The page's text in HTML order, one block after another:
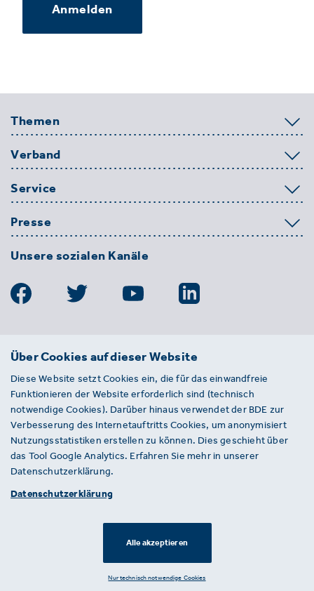
Anmelden
Themen
Verband
Service
Presse
Unsere sozialen Kanäle
BDE
Entsorgungs-, Wasser- und
Kreislaufwirtschaft e. V.
Von-der-Heydt-Straße 2
D 10785 Berlin
Sie haben einen Fehler auf unserer Website
gefunden? Ihnen ist ein defekter Link
aufgefallen? Wir freuen uns über Ihren
Über Cookies auf dieser Website
Diese Website setzt Cookies ein, die für das einwandfreie
Funktionieren der Website erforderlich sind (technisch
notwendige Cookies). Darüber hinaus verwendet der BDE zur
Verbesserung des Internetauftritts Cookies, um anonymisiert
Nutzungsstatistiken erstellen zu können. Dies geschieht über
das Tool Google Analytics. Erfahren Sie mehr in unserer
Datenschutzerklärung.
Datenschutzerklärung
Alle akzeptieren
Nur technisch notwendige Cookies